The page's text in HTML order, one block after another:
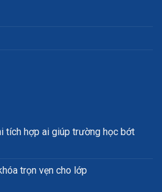
tích hợp ai giúp trường học bớt
trọn vẹn cho lớp